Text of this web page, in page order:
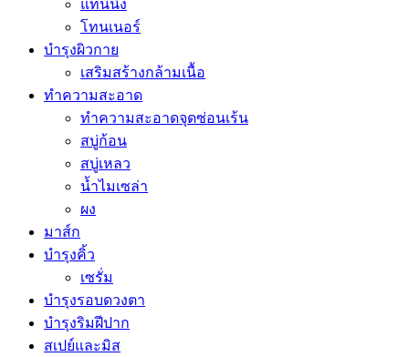
แทนนิ่ง
โทนเนอร์
บำรุงผิวกาย
เสริมสร้างกล้ามเนื้อ
ทำความสะอาด
ทำความสะอาดจุดซ่อนเร้น
สบู่ก้อน
สบู่เหลว
น้ำไมเซล่า
ผง
มาส์ก
บำรุงคิ้ว
เซรั่ม
บำรุงรอบดวงตา
บำรุงริมฝีปาก
สเปย์และมิส